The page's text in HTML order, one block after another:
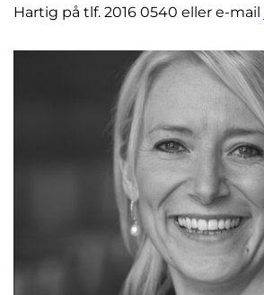
Hartig på tlf. 2016 0540 eller e-mail